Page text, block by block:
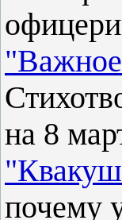
на 8
почему